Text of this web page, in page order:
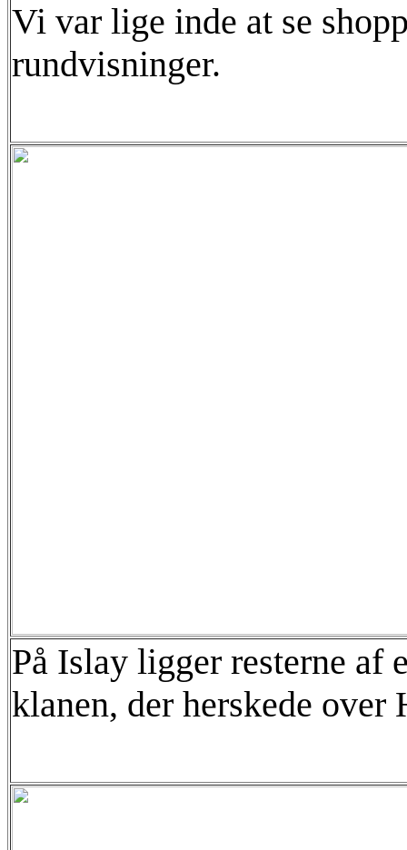
Vi var lige inde at se
rundvisninger.
På Islay ligger resterne af
klanen, der herskede over